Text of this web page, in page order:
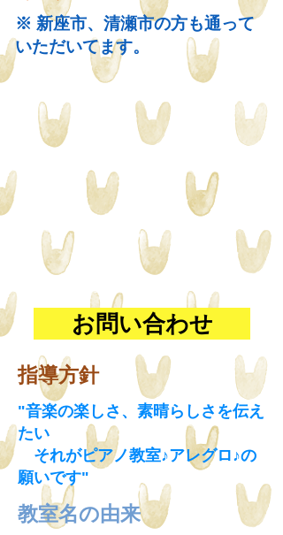
​※ 新座市、清瀬市の方も通って
いただいてます。
お問い合わせ
指導方針
"音楽の楽しさ、素晴らしさを伝え
たい
それがピアノ教室♪アレグロ♪の
願いです"
​教室名の由来